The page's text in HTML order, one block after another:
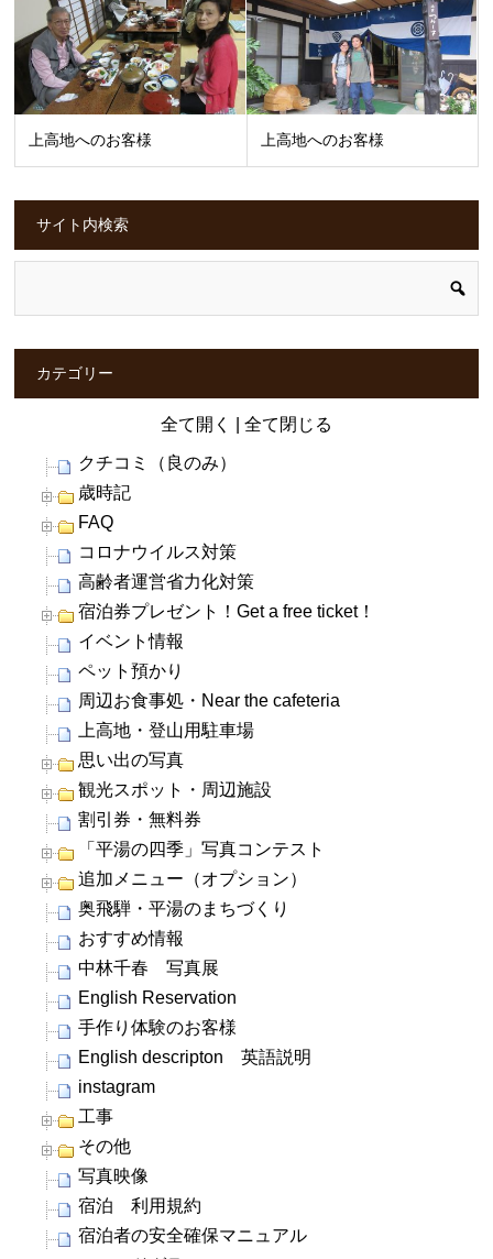
上高地へのお客様 上高地へのお客様
サイト内検索
カテゴリー
全て開く 全て閉じる
クチコミ（良のみ）
歳時記
FAQ
コロナウイルス対策
高齢者運営省力化対策
宿泊券プレゼント！Get a free ticket！
イベント情報
ペット預かり
周辺お食事処・Near the cafeteria
上高地・登山用駐車場
思い出の写真
観光スポット・周辺施設
割引券・無料券
「平湯の四季」写真コンテスト
追加メニュー（オプション）
奥飛騨・平湯のまちづくり
おすすめ情報
中林千春 写真展
English Reservation
手作り体験のお客様
English descripton 英語説明
instagram
工事
その他
写真映像
宿泊 利用規約
宿泊者の安全確保マニュアル